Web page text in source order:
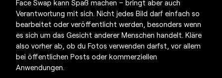
Face Swap kann Spaß machen – bringt aber auch
Verantwortung mit sich. Nicht jedes Bild darf einfach so
bearbeitet oder veröffentlicht werden, besonders wenn
es sich um das Gesicht anderer Menschen handelt. Kläre
also vorher ab, ob du Fotos verwenden darfst, vor allem
bei öffentlichen Posts oder kommerziellen
Anwendungen.